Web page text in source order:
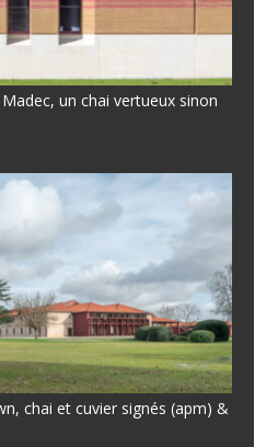
un chai vertueux sinon
chai et cuvier signés (apm) &